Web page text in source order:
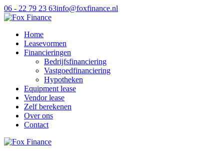
06 - 22 79 23 63info@foxfinance.nl
Home
Leasevormen
Financieringen
Bedrijfsfinanciering
Vastgoedfinanciering
Hypotheken
Equipment lease
Vendor lease
Zelf berekenen
Over ons
Contact